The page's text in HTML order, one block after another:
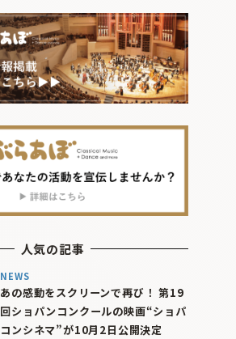
人気の記事
NEWS
あの感動をスクリーンで再び！ 第19
回ショパンコンクールの映画“ショパ
コンシネマ”が10月2日公開決定